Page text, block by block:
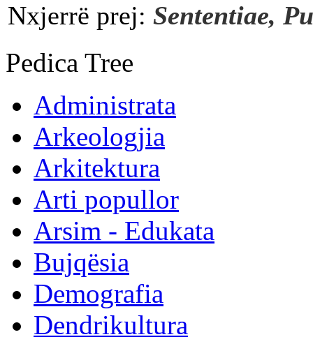
Nxjerrë prej: Sententiae,
Pedica Tree
Administrata
Arkeologjia
Arkitektura
Arti popullor
Arsim - Edukata
Bujqësia
Demografia
Dendrikultura